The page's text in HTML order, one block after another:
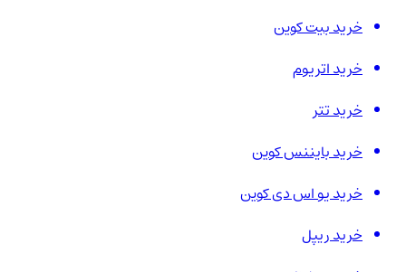
خرید بیت کوین
خرید اتریوم
خرید تتر
خرید بایننس کوین
خرید یو اس دی کوین
خرید ریپل